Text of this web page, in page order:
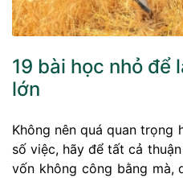
19 bài học nhỏ để
lớn
Không nên quá quan trọng
số việc, hãy để tất cả
vốn không công bằng mà,